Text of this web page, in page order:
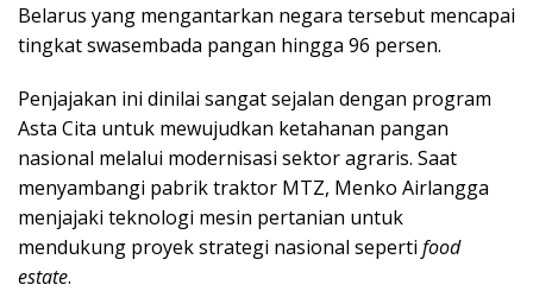
Belarus yang mengantarkan negara tersebut mencapai
tingkat swasembada pangan hingga 96 persen.
Penjajakan ini dinilai sangat sejalan dengan program
Asta Cita untuk mewujudkan ketahanan pangan
nasional melalui modernisasi sektor agraris. Saat
menyambangi pabrik traktor MTZ, Menko Airlangga
menjajaki teknologi mesin pertanian untuk
mendukung proyek strategi nasional seperti food
estate.